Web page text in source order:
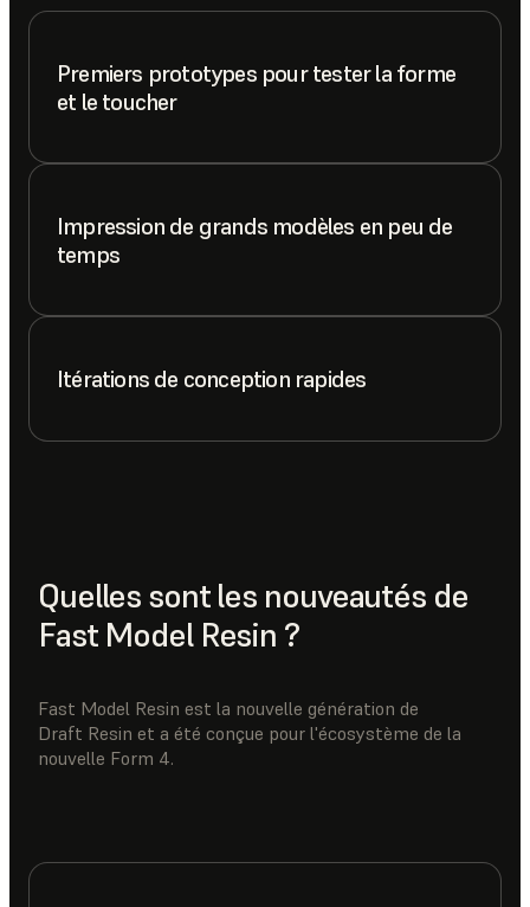
Premiers prototypes pour tester la forme
et le toucher
Impression de grands modèles en peu de
temps
Itérations de conception rapides
Quelles sont les nouveautés de
Fast Model Resin ?
Fast Model Resin est la nouvelle génération de
Draft Resin et a été conçue pour l'écosystème de la
nouvelle Form 4.